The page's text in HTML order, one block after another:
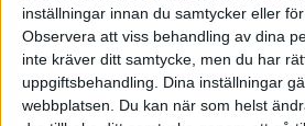
inställningar innan du samtycker eller
Observera att viss behandling av dina
inte kräver ditt samtycke, men du har
uppgiftsbehandling. Dina inställningar
webbplatsen. Du kan när som helst